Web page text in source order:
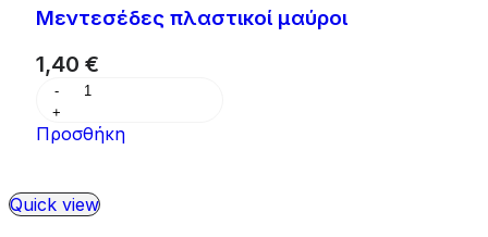
Μεντεσέδες πλαστικοί μαύροι
1,40 €
Προσθήκη
Quick view